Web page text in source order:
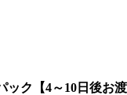
ック【4～10日後お